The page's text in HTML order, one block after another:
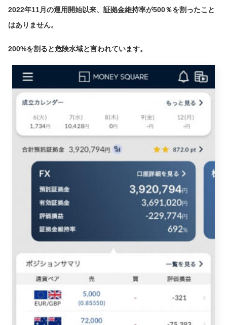
2022年11月の運用開始以来、証拠金維持率が500％を割ったこと
はありません。
200%を割ると危険水域と言われています。